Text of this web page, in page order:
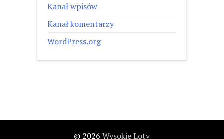
Kanał wpisów
Kanał komentarzy
WordPress.org
© 2026 Wysokie Loty